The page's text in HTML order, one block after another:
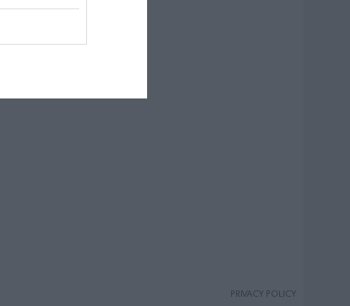
PRIVACY POLICY